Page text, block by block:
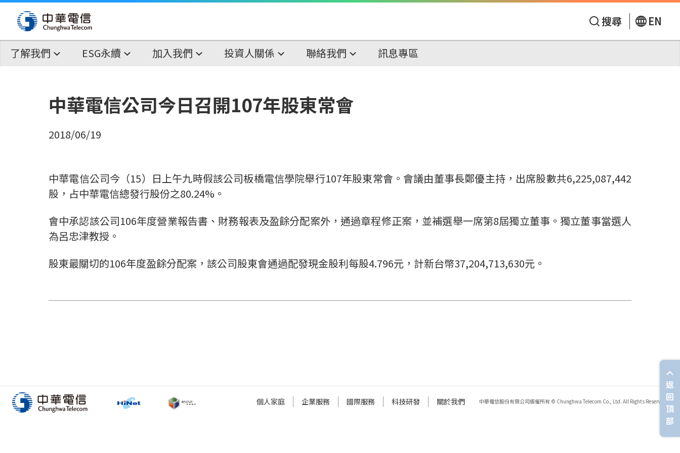
搜尋 EN
了解我們 ESG永續 加入我們 投資人關係 聯絡我們 訊息專區
中華電信公司今日召開107年股東常會
2018/06/19
中華電信公司今（15）日上午九時假該公司板橋電信學院舉行107年股東常會。會議由董事長鄭優主持，出席股數共6,225,087,442
股，占中華電信總發行股份之80.24%。
會中承認該公司106年度營業報告書、財務報表及盈餘分配案外，通過章程修正案，並補選舉一席第8屆獨立董事。獨立董事當選人
為呂忠津教授。
股東最關切的106年度盈餘分配案，該公司股東會通過配發現金股利每股4.796元，計新台幣37,204,713,630元。
個人家庭 企業服務 國際服務 科技研發 關於我們 中華電信股份有限公司版權所有 © Chunghwa Telecom Co., Ltd. All Rights Reserved.
返
回
頂
部